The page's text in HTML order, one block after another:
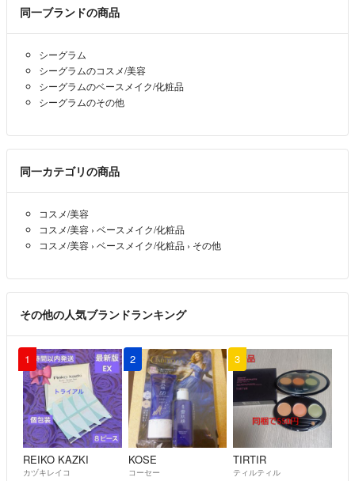
同一ブランドの商品
シーグラム
シーグラムのコスメ/美容
シーグラムのベースメイク/化粧品
シーグラムのその他
同一カテゴリの商品
コスメ/美容
コスメ/美容 › ベースメイク/化粧品
コスメ/美容 › ベースメイク/化粧品 › その他
その他の人気ブランドランキング
1
REIKO KAZKI
カヅキレイコ
2
KOSE
コーセー
3
TIRTIR
ティルティル